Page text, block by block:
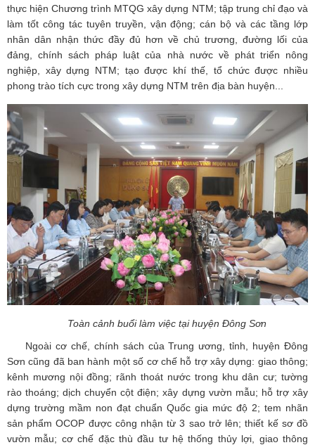
thực hiện Chương trình MTQG xây dựng NTM; tập trung chỉ đạo và
làm tốt công tác tuyên truyền, vận động; cán bộ và các tầng lớp
nhân dân nhận thức đầy đủ hơn về chủ trương, đường lối của
đảng, chính sách pháp luật của nhà nước về phát triển nông
nghiệp, xây dựng NTM; tạo được khí thế, tổ chức được nhiều
phong trào tích cực trong xây dựng NTM trên địa bàn huyện...
Toàn cảnh buổi làm việc tại huyện Đông Sơn
Ngoài cơ chế, chính sách của Trung ương, tỉnh, huyện Đông
Sơn cũng đã ban hành một số cơ chế hỗ trợ xây dựng: giao thông;
kênh mương nội đồng; rãnh thoát nước trong khu dân cư; tường
rào thoáng; dịch chuyển cột điện; xây dựng vườn mẫu; hỗ trợ xây
dựng trường mầm non đạt chuẩn Quốc gia mức độ 2; tem nhãn
sản phẩm OCOP được công nhận từ 3 sao trở lên; thiết kế sơ đồ
vườn mẫu; cơ chế đặc thù đầu tư hệ thống thủy lợi, giao thông